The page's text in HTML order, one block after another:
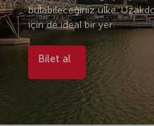
bulabileceğiniz ülke,
için de ideal bir yer.
Bilet al